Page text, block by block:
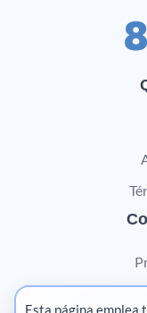
Esta página emplea